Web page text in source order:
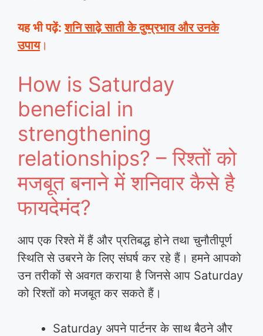
यह भी पढ़ें:शनि साढ़े साती के दुष्प्रभाव और उनके
उपाय।
How is Saturday
beneficial in
strengthening
relationships? – रिश्तों को
मजबूत बनाने में शनिवार कैसे है
फायदेमंद?
आप एक रिश्ते में हैं और प्रतिबद्ध होने तथा चुनौतीपूर्ण
स्थिति से उबरने के लिए संघर्ष कर रहे हैं। हमने आपको
उन तरीकों से अवगत कराया है जिनसे आप Saturday
को रिश्तों को मजबूत कर सकते हैं।
Saturday अपने पार्टनर के साथ बैठने और